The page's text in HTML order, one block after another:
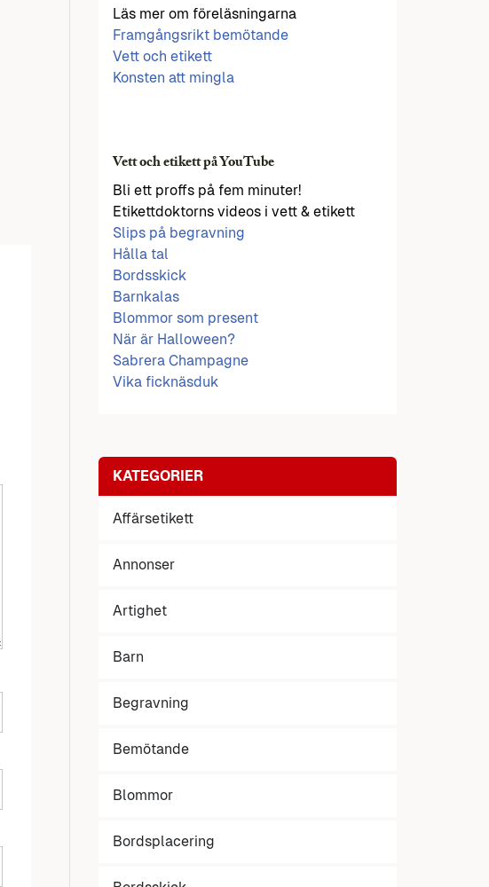
Läs mer om föreläsningarna
Framgångsrikt bemötande
Vett och etikett
Konsten att mingla
Vett och etikett på YouTube
Bli ett proffs på fem minuter!
Etikettdoktorns videos i vett & etikett
Slips på begravning
Hålla tal
Bordsskick
Barnkalas
Blommor som present
När är Halloween?
Sabrera Champagne
Vika ficknäsduk
KATEGORIER
Affärsetikett
Annonser
Artighet
Barn
Begravning
Bemötande
Blommor
Bordsplacering